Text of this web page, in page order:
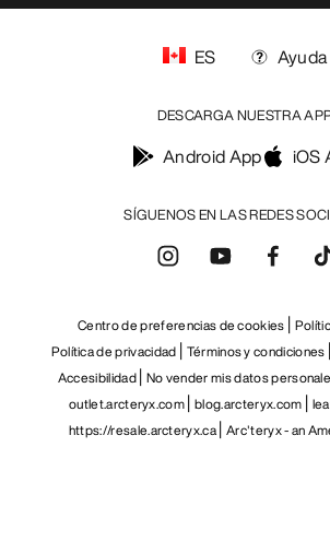
SÍGUENOS EN LAS REDES
ES Ayuda
DESCARGA NUESTRA
Android App iOS
Centro de preferencias de cookies
Política de privacidad Términos y condiciones
Accesibilidad No vender mis datos
outlet.arcteryx.com blog.arcteryx.com
https://resale.arcteryx.ca Arc'teryx - an